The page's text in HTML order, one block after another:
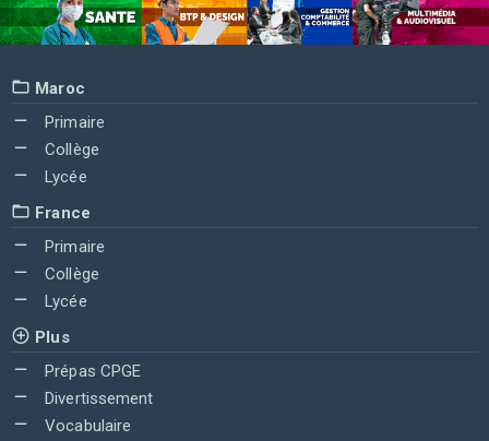
Maroc
Primaire
Collège
Lycée
France
Primaire
Collège
Lycée
Plus
Prépas CPGE
Divertissement
Vocabulaire